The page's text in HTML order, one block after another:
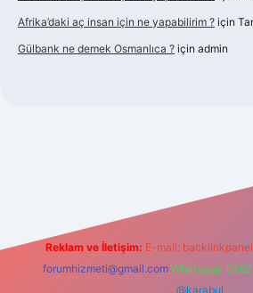
Afrika’daki aç insan için ne yapabilirim ? için
Gülbank ne demek Osmanlıca ? için admin
Reklam ve İletişim: E-mail:
forumhizmeti@gmail.com Whatsapp:
@karabul